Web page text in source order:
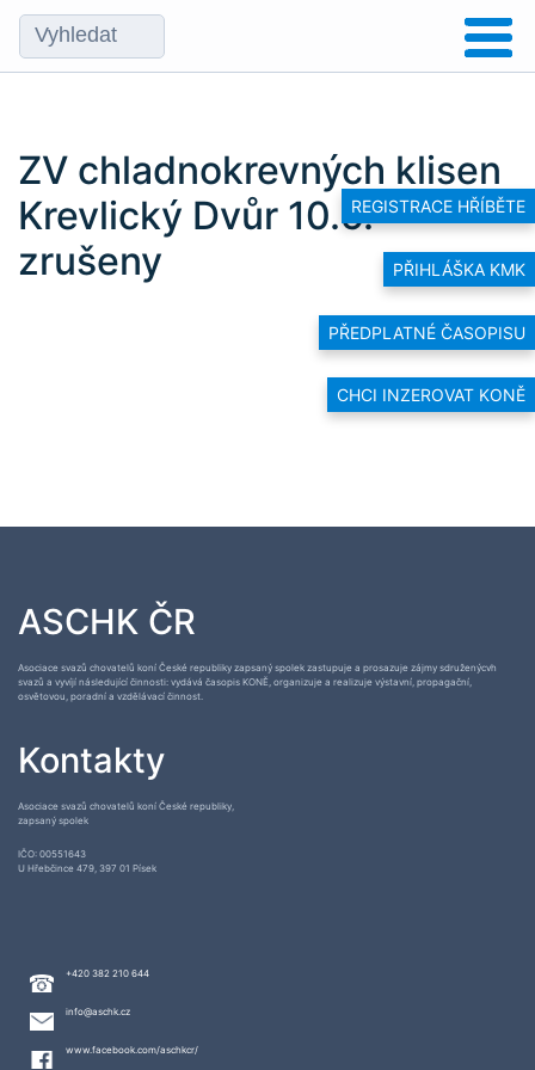
REGISTRACE HŘÍBĚTE
PŘIHLÁŠKA KMK
PŘEDPLATNÉ ČASOPISU
CHCI INZEROVAT KONĚ
ZV chladnokrevných klisen
Krevlický Dvůr 10.5. –
zrušeny
ASCHK ČR
Asociace svazů chovatelů koní České republiky zapsaný spolek zastupuje a prosazuje zájmy sdruženýcvh
svazů a vyvíjí následující činnosti: vydává časopis KONĚ, organizuje a realizuje výstavní, propagační,
osvětovou, poradní a vzdělávací činnost.
Kontakty
Asociace svazů chovatelů koní České republiky,
zapsaný spolek
IČO: 00551643
U Hřebčince 479, 397 01 Písek
+420 382 210 644
info@aschk.cz
www.facebook.com/aschkcr/